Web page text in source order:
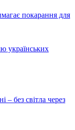
покарання для
українських
– без світла через